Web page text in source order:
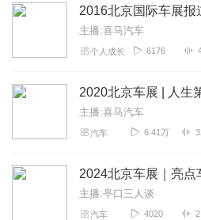
2016北京国际车展报
主播:喜马汽车
个人成长 6176
主播:喜马汽车
汽车 6.41万
2024北京车展｜亮点
主播:亭口三人谈
汽车 4020 2